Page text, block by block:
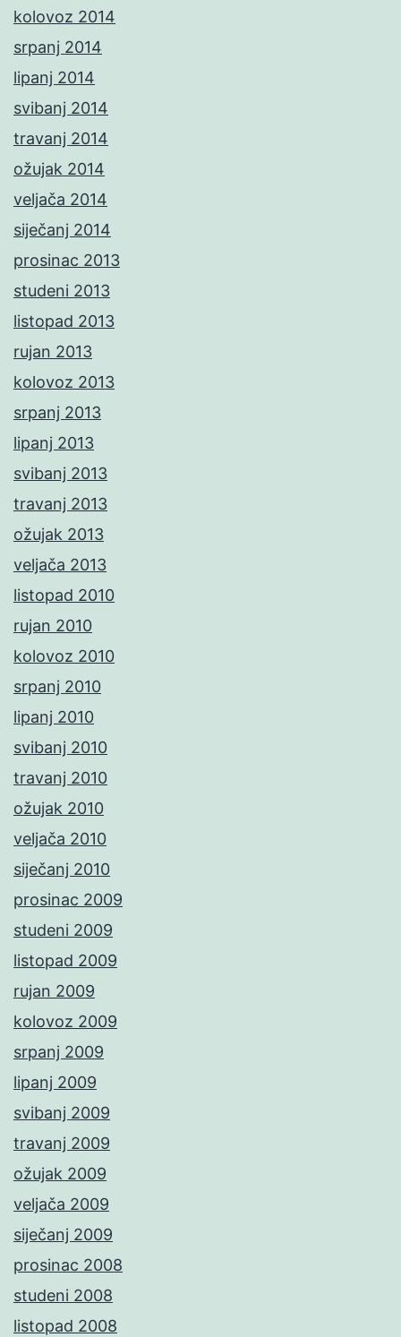
kolovoz 2014
srpanj 2014
lipanj 2014
svibanj 2014
travanj 2014
ožujak 2014
veljača 2014
siječanj 2014
prosinac 2013
studeni 2013
listopad 2013
rujan 2013
kolovoz 2013
srpanj 2013
lipanj 2013
svibanj 2013
travanj 2013
ožujak 2013
veljača 2013
listopad 2010
rujan 2010
kolovoz 2010
srpanj 2010
lipanj 2010
svibanj 2010
travanj 2010
ožujak 2010
veljača 2010
siječanj 2010
prosinac 2009
studeni 2009
listopad 2009
rujan 2009
kolovoz 2009
srpanj 2009
lipanj 2009
svibanj 2009
travanj 2009
ožujak 2009
veljača 2009
siječanj 2009
prosinac 2008
studeni 2008
listopad 2008